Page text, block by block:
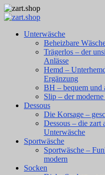
Unterwäsche
Beheizbare
Trägerlos – der
Anlässe
Hemd –
Ergänzung
BH – bequem und
Slip – der
Dessous
Die Korsage –
Dessous – die zart
Unterwäsche
Sportwäsche
Sportwäsche –
modern
Socken